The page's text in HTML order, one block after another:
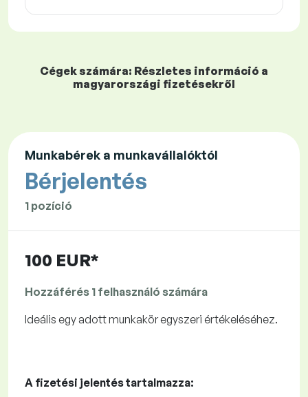
Cégek számára: Részletes információ a
magyarországi fizetésekről
Munkabérek a munkavállalóktól
Bérjelentés
1 pozíció
100 EUR*
Hozzáférés 1 felhasználó számára
Ideális egy adott munkakör egyszeri értékeléséhez.
A fizetési jelentés tartalmazza: